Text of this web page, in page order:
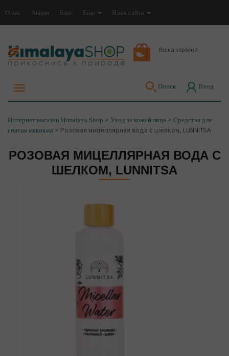
О нас Акции Блог Еще Язык сайта
Ваша корзина
Поиск Вход
Интернет магазин Himalaya Shop > Уход за кожей лица > Средства для
снятия макияжа > Розовая мицеллярная вода с шелком, LUNNITSA
РОЗОВАЯ МИЦЕЛЛЯРНАЯ ВОДА С
ШЕЛКОМ, LUNNITSA